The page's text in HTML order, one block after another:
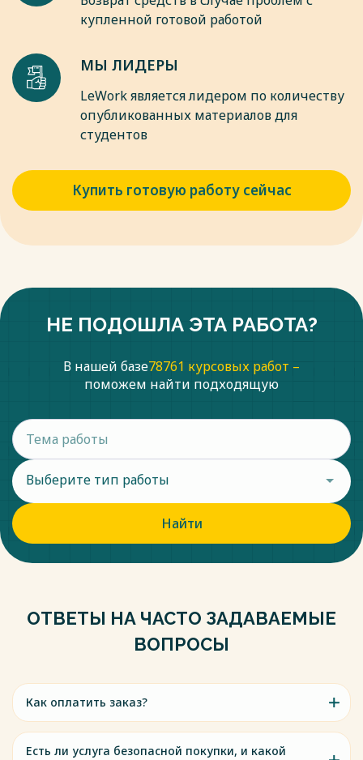
купленной готовой работой
МЫ ЛИДЕРЫ
LeWork является лидером по количеству
опубликованных материалов для
студентов
Купить готовую работу сейчас
НЕ ПОДОШЛА ЭТА РАБОТА?
В нашей базе78761 курсовых работ –
поможем найти подходящую
Выберите тип работы
Найти
ОТВЕТЫ НА ЧАСТО ЗАДАВАЕМЫЕ
ВОПРОСЫ
Как оплатить заказ?
Есть ли услуга безопасной покупки, и какой